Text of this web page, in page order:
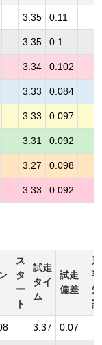
3.35 0.11
3.35 0.1
3.34 0.102
3.33 0.084
3.33 0.097
3.31 0.092
3.27 0.098
3.33 0.092
ス
タ
ー
ト
試走
タイ
ム
試走
偏差
選
手
短
評
3.37 0.07